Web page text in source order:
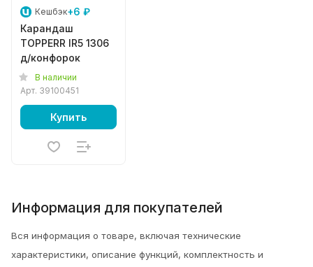
Кешбэк+6 ₽
Карандаш
TOPPERR IR5 1306
д/конфорок
В наличии
Арт. 39100451
Купить
Информация для покупателей
Вся информация о товаре, включая технические
характеристики, описание функций, комплектность и